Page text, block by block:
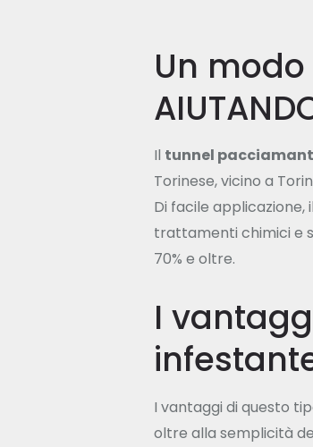
Un
Il tunnel
Torinese, vicino a
Di facile applicazione,
trattamenti chimici e
70% e oltre.
I
I vantaggi di questo
oltre alla semplicità